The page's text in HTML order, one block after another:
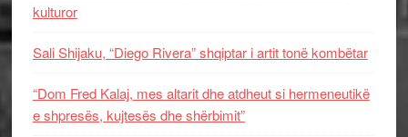
kulturor
Sali Shijaku, “Diego Rivera” shqiptar i artit tonë kombëtar
“Dom Fred Kalaj, mes altarit dhe atdheut si hermeneutikë
e shpresës, kujtesës dhe shërbimit”